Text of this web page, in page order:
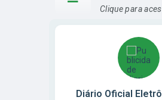
Clique para
Diário Oficial